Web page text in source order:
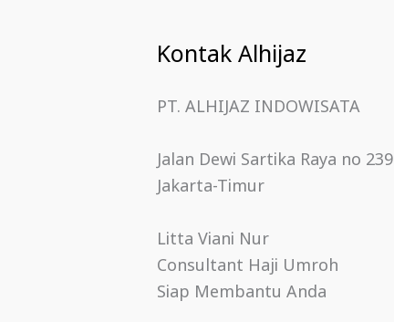
Kontak Alhijaz
PT. ALHIJAZ INDOWISATA
Jalan Dewi Sartika Raya no 239
Jakarta-Timur
Litta Viani Nur
Consultant Haji Umroh
Siap Membantu Anda